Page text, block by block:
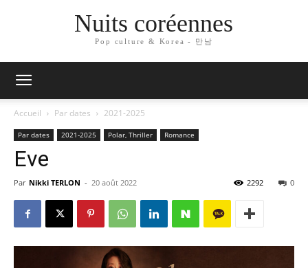
Nuits coréennes
Pop culture & Korea - 만남
Accueil Par dates 2021-2025
Par dates 2021-2025 Polar, Thriller Romance
Eve
Par Nikki TERLON - 20 août 2022 0
2292